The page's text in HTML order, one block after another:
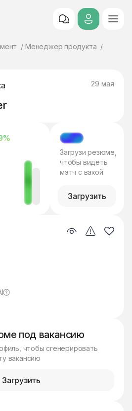
Менеджер продукта
29 мая
МЭТЧ
Загрузи резюме,
чтобы видеть
мэтч с вакой
Загрузить
под вакансию
чтобы сгенерировать
вакансию
Загрузить